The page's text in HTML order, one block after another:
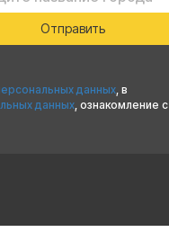
данных, в
данных, ознакомление с